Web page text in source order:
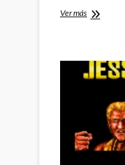
Ver másEl
Wizard,
The
Comics
(I)